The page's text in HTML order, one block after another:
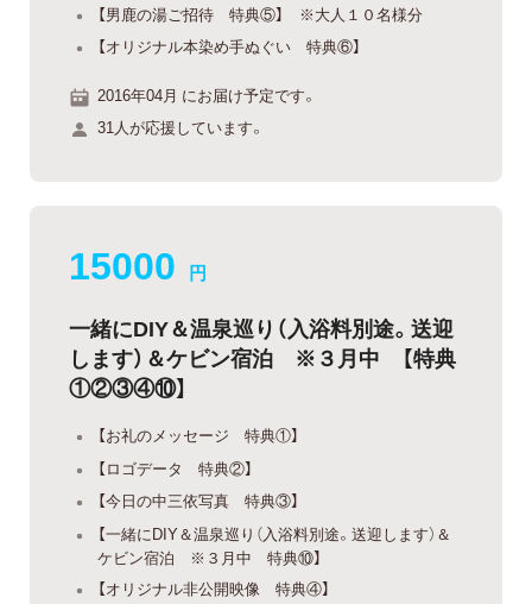
【男鹿の湯ご招待 特典⑤】 ※大人１０名様分
【オリジナル本染め手ぬぐい 特典⑥】
2016年04月 にお届け予定です。
31人が応援しています。
15000 円
一緒にDIY＆温泉巡り（入浴料別途。送迎
します）＆ケビン宿泊 ※３月中 【特典
①②③④⑩】
【お礼のメッセージ 特典①】
【ロゴデータ 特典②】
【今日の中三依写真 特典③】
【一緒にDIY＆温泉巡り（入浴料別途。送迎します）＆
ケビン宿泊 ※３月中 特典⑩】
【オリジナル非公開映像 特典④】